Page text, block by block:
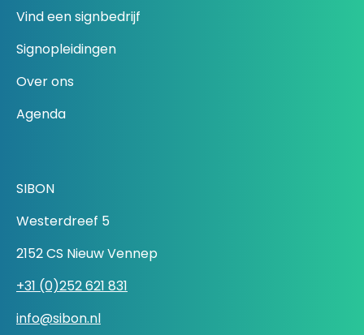
Vind een signbedrijf
Signopleidingen
Over ons
Agenda
SIBON
Westerdreef 5
2152 CS Nieuw Vennep
+31 (0)252 621 831
info@sibon.nl